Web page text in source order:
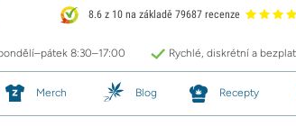
8.6 z 10 na základě 79687 recenze
8:30–17:00 Rychlé, diskrétní a
Merch Blog Recepty